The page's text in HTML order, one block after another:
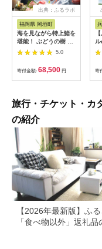
出典：ふるラボ
福岡県 岡垣町
海を見ながら特上鮨を
堪能！ ぶどうの樹 鮨
屋台ペア お食事券 海
鮮 海 屋台 食事 ペア
福岡県 岡垣町
5.0
寄付金額: 68,500 円
ル
寄
旅行・チケット・カ
の紹介
【2026年最新版】ふ
「食べ物以外」返礼品